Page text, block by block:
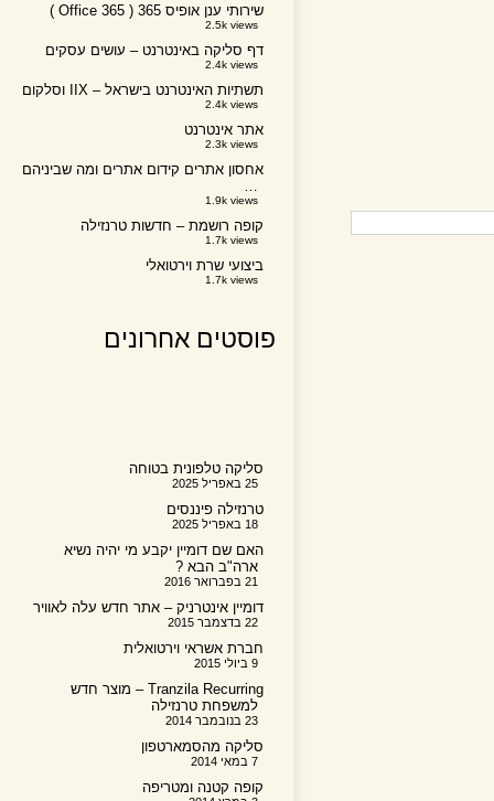
שירותי ענן אופיס 365 ( Office 365 )
2.5k views
דף סליקה באינטרנט – עושים עסקים
2.4k views
תשתיות האינטרנט בישראל – IIX וסלקום
2.4k views
אתר אינטרנט
2.3k views
אחסון אתרים קידום אתרים ומה שביניהם
1.9k views
קופה רושמת – חדשות טרנזילה
1.7k views
ביצועי שרת וירטואלי
1.7k views
פוסטים אחרונים
סליקה טלפונית בטוחה
טרנזילה פיננסים
האם שם דומיין יקבע מי יהיה נשיא
ארה"ב הבא ?
דומיין אינטרניק – אתר חדש עלה לאוויר
חברת אשראי וירטואלית
Tranzila Recurring – מוצר חדש
למשפחת טרנזילה
סליקה מהסמארטפון
קופה קטנה ומטריפה